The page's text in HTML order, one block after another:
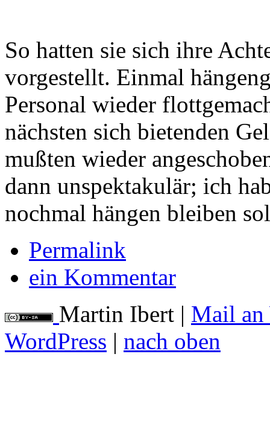
So hatten sie sich ihre
vorgestellt. Einmal
Personal wieder
nächsten sich bietenden
mußten wieder
dann unspektakulär; ich
nochmal hängen bleiben
Permalink
ein Kommentar
Martin Ibert | Mail an
WordPress | nach oben